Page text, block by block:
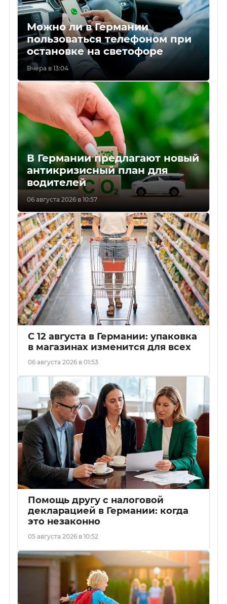
Можно ли в Германии
пользоваться телефоном при
остановке на светофоре
Вчера в 13:04
В Германии предлагают новый
антикризисный план для
водителей
06 августа 2026 в 10:57
С 12 августа в Германии: упаковка
в магазинах изменится для всех
06 августа 2026 в 01:53
Помощь другу с налоговой
декларацией в Германии: когда
это незаконно
05 августа 2026 в 10:52